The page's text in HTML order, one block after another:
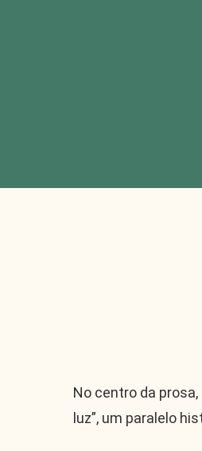
No centro da
luz”, um paralelo